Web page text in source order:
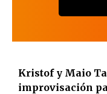
Kristof y Maio
improvisación